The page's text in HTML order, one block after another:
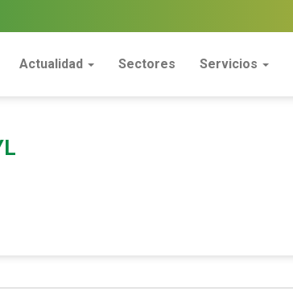
Actualidad Sectores Servicios